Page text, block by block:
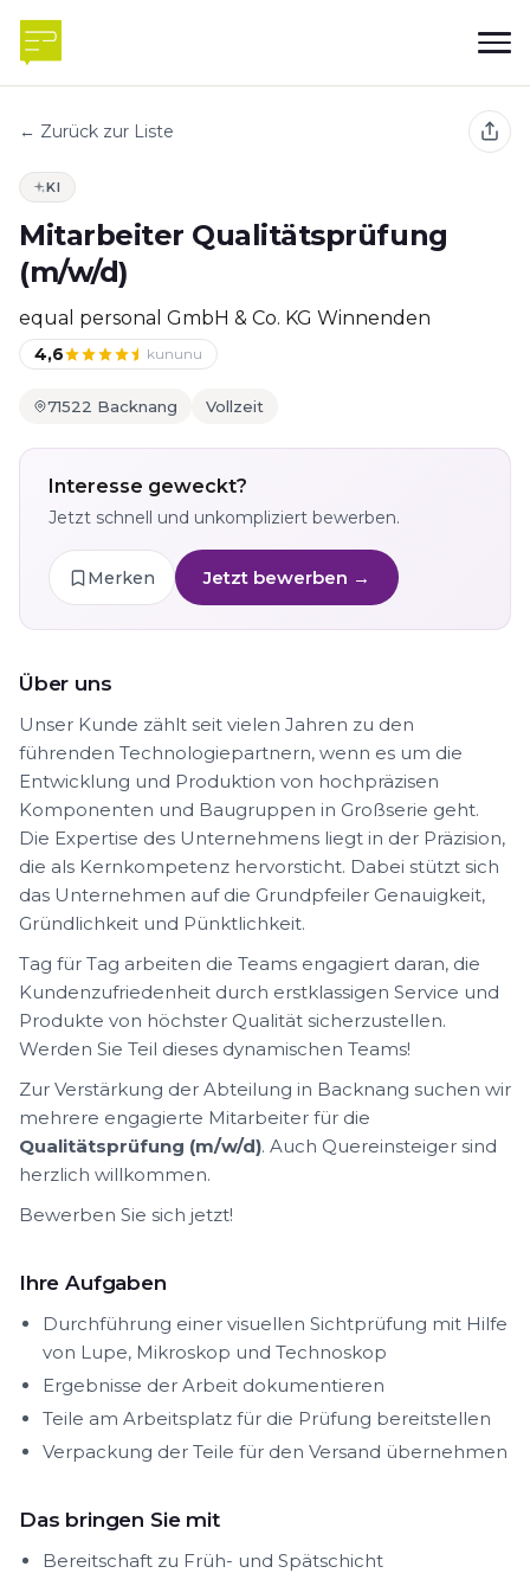
← Zurück zur Liste
KI
Mitarbeiter Qualitätsprüfung
(m/w/d)
equal personal GmbH & Co. KG Winnenden
4,6 kununu
71522 Backnang Vollzeit
Interesse geweckt?
Jetzt schnell und unkompliziert bewerben.
Merken Jetzt bewerben →
Über uns
Unser Kunde zählt seit vielen Jahren zu den
führenden Technologiepartnern, wenn es um die
Entwicklung und Produktion von hochpräzisen
Komponenten und Baugruppen in Großserie geht.
Die Expertise des Unternehmens liegt in der Präzision,
die als Kernkompetenz hervorsticht. Dabei stützt sich
das Unternehmen auf die Grundpfeiler Genauigkeit,
Gründlichkeit und Pünktlichkeit.
Tag für Tag arbeiten die Teams engagiert daran, die
Kundenzufriedenheit durch erstklassigen Service und
Produkte von höchster Qualität sicherzustellen.
Werden Sie Teil dieses dynamischen Teams!
Zur Verstärkung der Abteilung in Backnang suchen wir
mehrere engagierte Mitarbeiter für die
Qualitätsprüfung (m/w/d). Auch Quereinsteiger sind
herzlich willkommen.
Bewerben Sie sich jetzt!
Ihre Aufgaben
Durchführung einer visuellen Sichtprüfung mit Hilfe
von Lupe, Mikroskop und Technoskop
Ergebnisse der Arbeit dokumentieren
Teile am Arbeitsplatz für die Prüfung bereitstellen
Verpackung der Teile für den Versand übernehmen
Das bringen Sie mit
Bereitschaft zu Früh- und Spätschicht